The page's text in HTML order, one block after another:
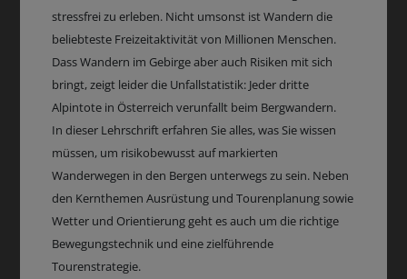
stressfrei zu erleben. Nicht umsonst ist Wandern die
beliebteste Freizeitaktivität von Millionen Menschen.
Dass Wandern im Gebirge aber auch Risiken mit sich
bringt, zeigt leider die Unfallstatistik: Jeder dritte
Alpintote in Österreich verunfallt beim Bergwandern.
In dieser Lehrschrift erfahren Sie alles, was Sie wissen
müssen, um risikobewusst auf markierten
Wanderwegen in den Bergen unterwegs zu sein. Neben
den Kernthemen Ausrüstung und Tourenplanung sowie
Wetter und Orientierung geht es auch um die richtige
Bewegungstechnik und eine zielführende
Tourenstrategie.